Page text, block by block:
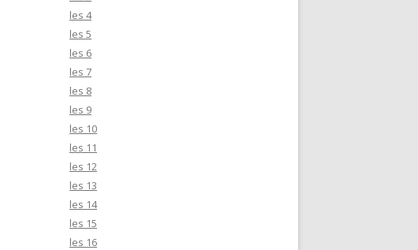
les 4
les 5
les 6
les 7
les 8
les 9
les 10
les 11
les 12
les 13
les 14
les 15
les 16